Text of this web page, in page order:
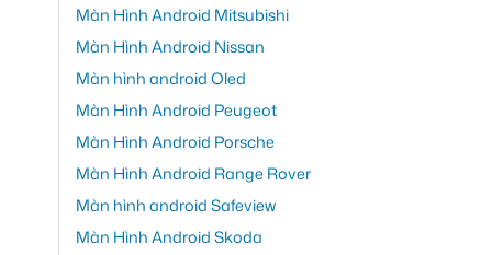
Màn Hình Android Mitsubishi
Màn Hình Android Nissan
Màn hình android Oled
Màn Hình Android Peugeot
Màn Hình Android Porsche
Màn Hình Android Range Rover
Màn hình android Safeview
Màn Hình Android Skoda